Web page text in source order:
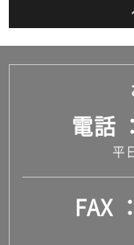
電話
平
FAX